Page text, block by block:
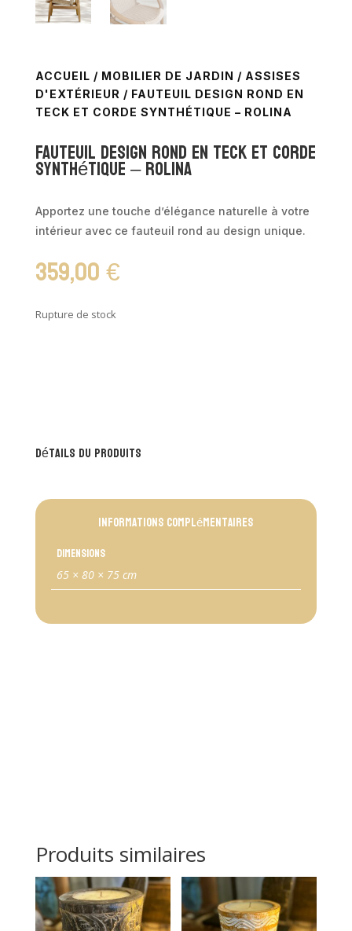
ACCUEIL / MOBILIER DE JARDIN / ASSISES
D'EXTÉRIEUR / FAUTEUIL DESIGN ROND EN
TECK ET CORDE SYNTHÉTIQUE – ROLINA
Fauteuil design rond en teck et corde
synthétique – ROLINA
Apportez une touche d’élégance naturelle à votre
intérieur avec ce fauteuil rond au design unique.
359,00€
Rupture de stock
Détails du produits
Informations complémentaires
Dimensions
65 × 80 × 75 cm
Produits similaires